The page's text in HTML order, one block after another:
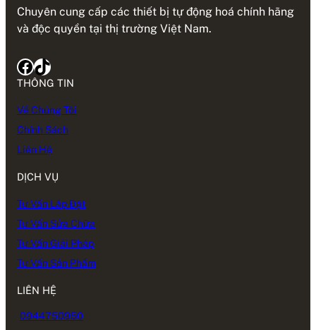
Chuyên cung cấp các thiết bị tự động hoá chính hãng
và độc quyền tại thị trường Việt Nam.
Facebook TikTok
THÔNG TIN
Về Chúng Tôi
Chính Sách
Liên Hệ
DỊCH VỤ
Tư Vấn Lắp Đặt
Tư Vấn Sửa Chữa
Tư Vấn Giải Pháp
Tư Vấn Sản Phẩm
LIÊN HỆ
0944750950